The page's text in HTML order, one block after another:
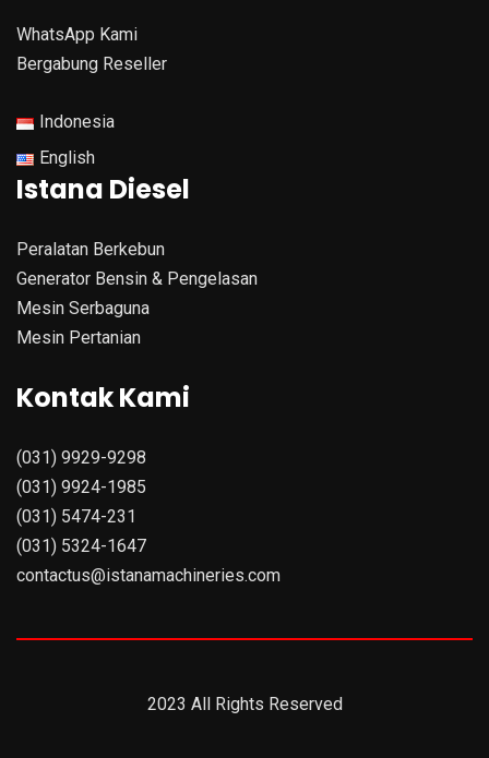
WhatsApp Kami
Bergabung Reseller
Indonesia
English
Istana Diesel
Peralatan Berkebun
Generator Bensin & Pengelasan
Mesin Serbaguna
Mesin Pertanian
Kontak Kami
(031) 9929-9298
(031) 9924-1985
(031) 5474-231
(031) 5324-1647
contactus@istanamachineries.com
2023 All Rights Reserved